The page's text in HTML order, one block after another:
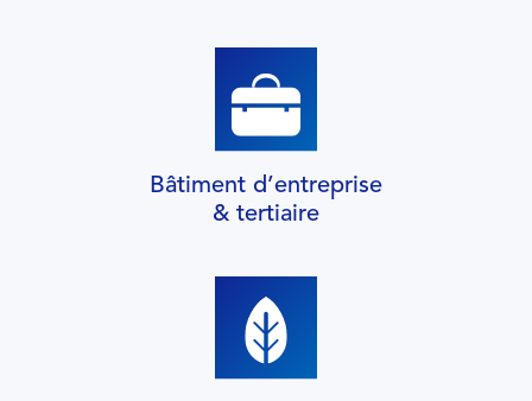
Bâtiment d’entreprise
& tertiaire